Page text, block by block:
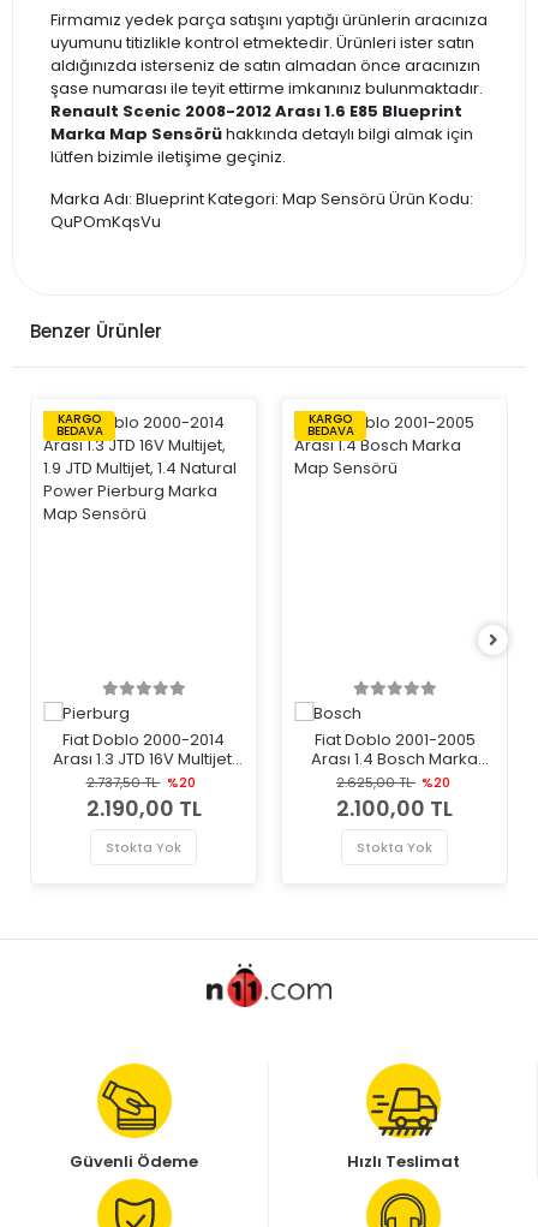
Firmamız yedek parça satışını yaptığı ürünlerin aracınıza
uyumunu titizlikle kontrol etmektedir. Ürünleri ister satın
aldığınızda isterseniz de satın almadan önce aracınızın
şase numarası ile teyit ettirme imkanınız bulunmaktadır.
Renault Scenic 2008-2012 Arası 1.6 E85 Blueprint
Marka Map Sensörühakkında detaylı bilgi almak için
lütfen bizimle iletişime geçiniz.
Marka Adı: Blueprint Kategori: Map Sensörü Ürün Kodu:
QuPOmKqsVu
Benzer Ürünler
KARGO
BEDAVA
Fiat Doblo 2000-2014
Arası 1.3 JTD 16V Multijet,
1.9 JTD Multijet, 1.4 Natural
Power Pierburg Marka
Map Sensörü
2.737,50 TL %20
2.190,00 TL
Stokta Yok
KARGO
BEDAVA
Fiat Doblo 2001-2005
Arası 1.4 Bosch Marka
Map Sensörü
2.625,00 TL %20
2.100,00 TL
Stokta Yok
Güvenli Ödeme Hızlı Teslimat